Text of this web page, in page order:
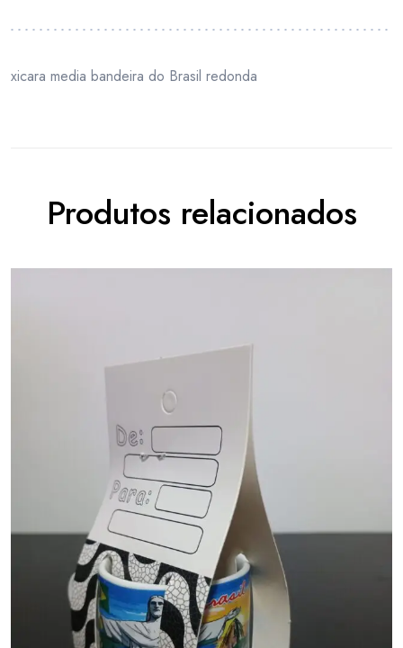
xicara media bandeira do Brasil redonda
Produtos relacionados